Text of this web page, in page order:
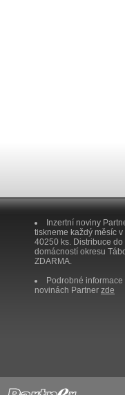
Inzertní noviny
tiskneme každý měsíc
40250 ks. Distribuce do
domácností okresu
ZDARMA.
Podrobné informace
novinách Partner zde